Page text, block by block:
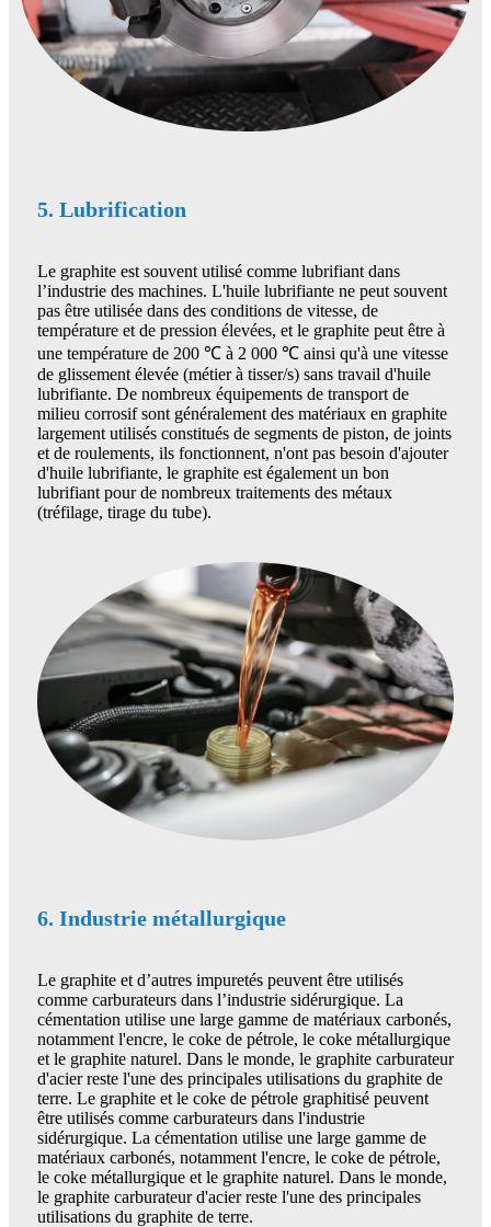
5. Lubrification
Le graphite est souvent utilisé comme lubrifiant dans
l’industrie des machines. L'huile lubrifiante ne peut souvent
pas être utilisée dans des conditions de vitesse, de
température et de pression élevées, et le graphite peut être à
une température de 200 ℃ à 2 000 ℃ ainsi qu'à une vitesse
de glissement élevée (métier à tisser/s) sans travail d'huile
lubrifiante. De nombreux équipements de transport de
milieu corrosif sont généralement des matériaux en graphite
largement utilisés constitués de segments de piston, de joints
et de roulements, ils fonctionnent, n'ont pas besoin d'ajouter
d'huile lubrifiante, le graphite est également un bon
lubrifiant pour de nombreux traitements des métaux
(tréfilage, tirage du tube).
6. Industrie métallurgique
Le graphite et d’autres impuretés peuvent être utilisés
comme carburateurs dans l’industrie sidérurgique. La
cémentation utilise une large gamme de matériaux carbonés,
notamment l'encre, le coke de pétrole, le coke métallurgique
et le graphite naturel. Dans le monde, le graphite carburateur
d'acier reste l'une des principales utilisations du graphite de
terre. Le graphite et le coke de pétrole graphitisé peuvent
être utilisés comme carburateurs dans l'industrie
sidérurgique. La cémentation utilise une large gamme de
matériaux carbonés, notamment l'encre, le coke de pétrole,
le coke métallurgique et le graphite naturel. Dans le monde,
le graphite carburateur d'acier reste l'une des principales
utilisations du graphite de terre.